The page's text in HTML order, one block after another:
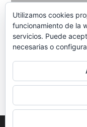
SIGUIENTE
Entrada
siguiente:
C/B
Niño
Utilizamos cookies
funcionamiento de la
servicios. Puede
necesarias o